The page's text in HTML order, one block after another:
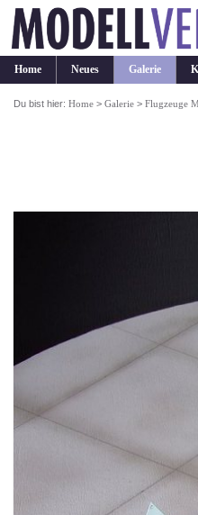
Home Neues Galerie
Du bist hier:Home >Galerie >Flugzeuge